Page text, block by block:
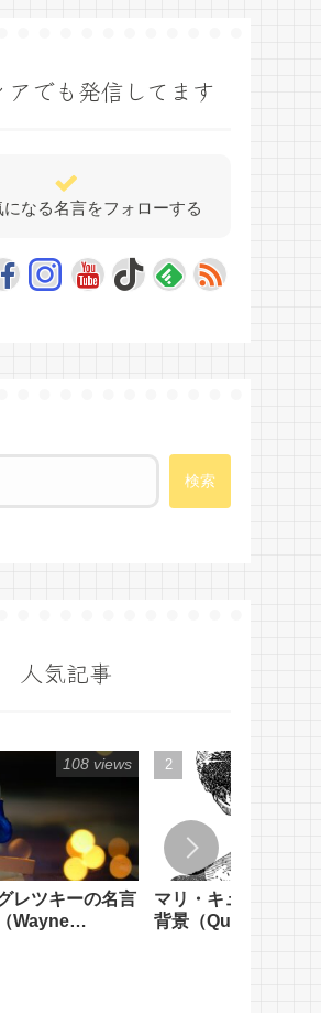
アでも発信してます
になる名言をフォローする
検索
人気記事
レツキーの名言
Wayne
108 views
マリ・キュリーの名
背景（Quotes from